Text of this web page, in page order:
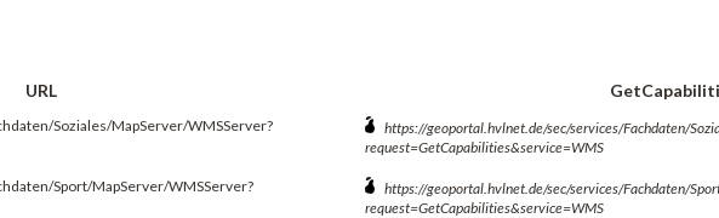
URL
Soziales/MapServer/WMSServer?
https://geoportal.hvlnet.de/sec/services/Fachdaten/
request=GetCapabilities&service=WMS
Sport/MapServer/WMSServer?
https://geoportal.hvlnet.de/sec/services/Fachdaten/
request=GetCapabilities&service=WMS